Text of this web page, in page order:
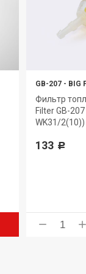
GB-207 - BIG
Фильтр
Filter GB-
WK31/
133 Р